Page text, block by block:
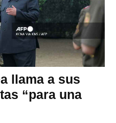
llama a sus
“para una